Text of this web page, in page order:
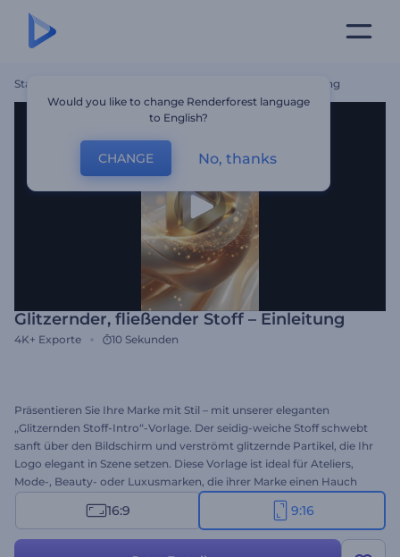
Startseite Glitzernder, Fließender Stoff – Einleitung
Glitzernder, fließender Stoff – Einleitung
4K+ Exporte 10 Sekunden
Präsentieren Sie Ihre Marke mit Stil – mit unserer eleganten
„Glitzernden Stoff-Intro“-Vorlage. Der seidig-weiche Stoff schwebt
sanft über den Bildschirm und verströmt glitzernde Partikel, die Ihr
Logo elegant in Szene setzen. Diese Vorlage ist ideal für Ateliers,
Mode-, Beauty- oder Luxusmarken, die ihrer Marke einen Hauch
von Eleganz verleihen möchten, und die perfekte Wahl für ein
einprägsames Logo-Intro. Passen Sie die Vorlage in wenigen
und wählen Sie Hintergrundmusik. Jetzt ausprobieren!
16:9 9:16
Would you like to change Renderforest language
to English?
CHANGE No, thanks